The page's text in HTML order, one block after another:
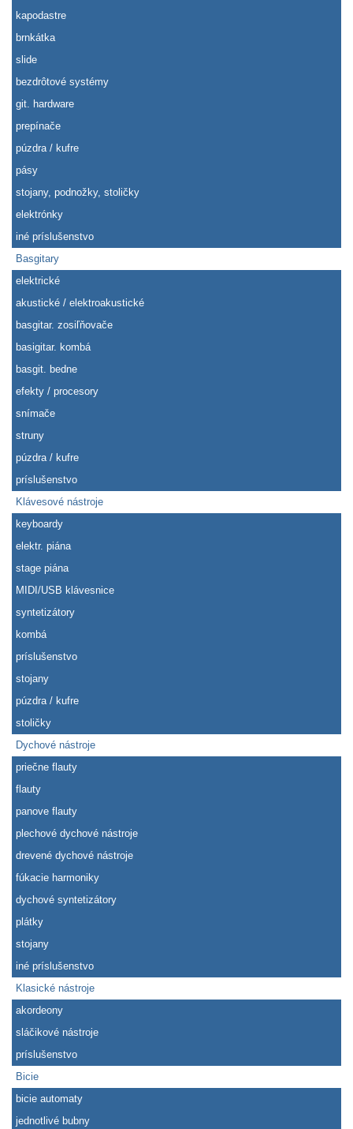
kapodastre
brnkátka
slide
bezdrôtové systémy
git. hardware
prepínače
púzdra / kufre
pásy
stojany, podnožky, stoličky
elektrónky
iné príslušenstvo
Basgitary
elektrické
akustické / elektroakustické
basgitar. zosiľňovače
basigitar. kombá
basgit. bedne
efekty / procesory
snímače
struny
púzdra / kufre
príslušenstvo
Klávesové nástroje
keyboardy
elektr. piána
stage piána
MIDI/USB klávesnice
syntetizátory
kombá
príslušenstvo
stojany
púzdra / kufre
stoličky
Dychové nástroje
priečne flauty
flauty
panove flauty
plechové dychové nástroje
drevené dychové nástroje
fúkacie harmoniky
dychové syntetizátory
plátky
stojany
iné príslušenstvo
Klasické nástroje
akordeony
sláčikové nástroje
príslušenstvo
Bicie
bicie automaty
jednotlivé bubny